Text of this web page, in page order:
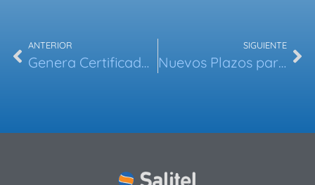
ANTERIOR
Genera Certificados Digitales en tu Despacho
SIGUIENTE
Nuevos Plazos para Verifactu